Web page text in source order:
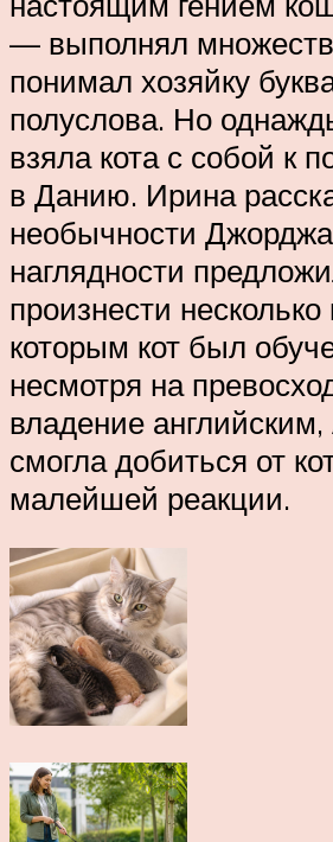
— выполнял
понимал хозяйку
полуслова. Но
взяла кота с собой к
в Данию. Ирина
необычности
наглядности
произнести
которым кот был
несмотря на
владение
смогла добиться от
малейшей реакции.